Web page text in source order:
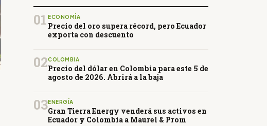
01 ECONOMÍA
Precio del oro supera récord, pero Ecuador
exporta con descuento
02COLOMBIA
Precio del dólar en Colombia para este 5 de
agosto de 2026. Abrirá a la baja
03ENERGÍA
Gran Tierra Energy venderá sus activos en
Ecuador y Colombia a Maurel & Prom